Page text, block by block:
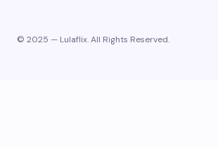
© 2025 — Lulaflix. All Rights Reserved.